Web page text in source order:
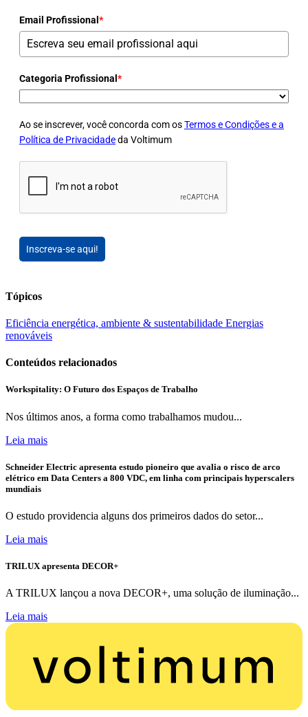
Email Profissional *
Categoria Profissional *
Ao se inscrever, você concorda com osTermos e Condições e a
Política de Privacidadeda Voltimum
Inscreva-se aqui!
Tópicos
Eficiência energética, ambiente & sustentabilidade Energias
renováveis
Conteúdos relacionados
Workspitality: O Futuro dos Espaços de Trabalho
Nos últimos anos, a forma como trabalhamos mudou...
Leia mais
Schneider Electric apresenta estudo pioneiro que avalia o risco de arco
elétrico em Data Centers a 800 VDC, em linha com principais hyperscalers
mundiais
O estudo providencia alguns dos primeiros dados do setor...
Leia mais
TRILUX apresenta DECOR+
A TRILUX lançou a nova DECOR+, uma solução de iluminação...
Leia mais